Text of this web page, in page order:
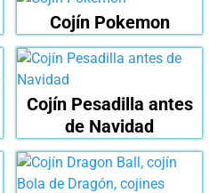
Cojín Pokemon
Cojín Pesadilla antes
de Navidad